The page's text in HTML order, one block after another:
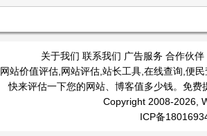
关于我们 联系我们 广告服务 合作伙伴
网站价值评估, 网站评估, 站长工具, 在线查询 便民
快来评估一下您的网站、博客值多少钱。免
Copyright 2008-2026,
ICP备